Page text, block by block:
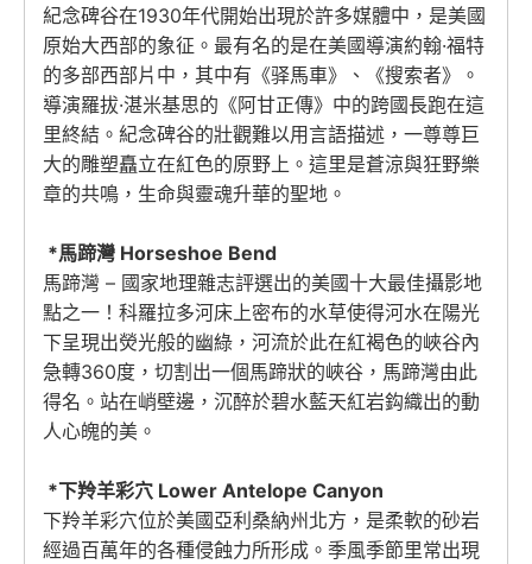
紀念碑谷在1930年代開始出現於許多媒體中，是美國
原始大西部的象征。最有名的是在美國導演約翰·福特
的多部西部片中，其中有《驿馬車》、《搜索者》。
導演羅拔·湛米基思的《阿甘正傳》中的跨國長跑在這
里終結。紀念碑谷的壯觀難以用言語描述，一尊尊巨
大的雕塑矗立在紅色的原野上。這里是蒼涼與狂野樂
章的共鳴，生命與靈魂升華的聖地。
*馬蹄灣 Horseshoe Bend
馬蹄灣 – 國家地理雜志評選出的美國十大最佳攝影地
點之一！科羅拉多河床上密布的水草使得河水在陽光
下呈現出熒光般的幽綠，河流於此在紅褐色的峽谷內
急轉360度，切割出一個馬蹄狀的峽谷，馬蹄灣由此
得名。站在峭壁邊，沉醉於碧水藍天紅岩鈎織出的動
人心魄的美。
*下羚羊彩穴 Lower Antelope Canyon
下羚羊彩穴位於美國亞利桑納州北方，是柔軟的砂岩
經過百萬年的各種侵蝕力所形成。季風季節里常出現